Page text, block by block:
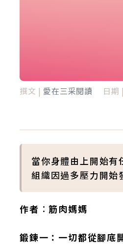
撰文 | 愛在三采閱讀 日期 |
當你身體由上開始有
組織因過多壓力開始
作者︰筋肉媽媽
鍛鍊一：一切都從腳底